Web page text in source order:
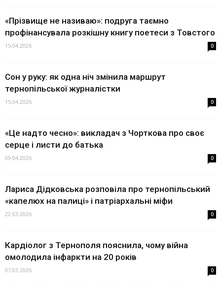
«Прізвище не називаю»: подруга таємно
профінансувала розкішну книгу поетеси з Товстого
15.04.2026 0
Сон у руку: як одна ніч змінила маршрут
тернопільської журналістки
15.04.2026 0
«Це надто чесно»: викладач з Чорткова про своє
серце і листи до батька
09.04.2026 0
Лариса Дідковська розповіла про тернопільський
«капелюх на палиці» і патріархальні міфи
22.03.2026 0
Кардіолог з Тернополя пояснила, чому війна
омолодила інфаркти на 20 років
07.03.2026 0